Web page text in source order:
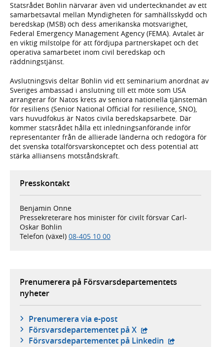
Statsrådet Bohlin närvarar även vid undertecknandet av ett
samarbetsavtal mellan Myndigheten för samhällsskydd och
beredskap (MSB) och dess amerikanska motsvarighet,
Federal Emergency Management Agency (FEMA). Avtalet är
en viktig milstolpe för att fördjupa partnerskapet och det
operativa samarbetet inom civil beredskap och
räddningstjänst.
Avslutningsvis deltar Bohlin vid ett seminarium anordnat av
Sveriges ambassad i anslutning till ett möte som USA
arrangerar för Natos krets av seniora nationella tjänstemän
för resiliens (Senior National Official for resilience, SNO),
vars huvudfokus är Natos civila beredskapsarbete. Där
kommer statsrådet hålla ett inledningsanförande inför
representanter från de allierade länderna och redogöra för
det svenska totalförsvarskonceptet och dess potential att
stärka alliansens motståndskraft.
Presskontakt
Benjamin Onne
Pressekreterare hos minister för civilt försvar Carl-
Oskar Bohlin
Telefon (växel) 08-405 10 00
Prenumerera på Försvarsdepartementets
nyheter
Prenumerera via e-post
Försvars­departementet på X - extern webbplats,
Försvars­departementet på Linkedin - extern